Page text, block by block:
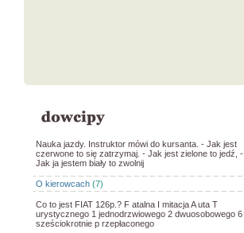
Nauka jazdy. Instruktor mówi do kursanta. - Jak jest
czerwone to się zatrzymaj. - Jak jest zielone to jedź, -
Jak ja jestem biały to zwolnij
O kierowcach (7)
Co to jest FIAT 126p.? F atalna I mitacja A uta T
urystycznego 1 jednodrzwiowego 2 dwuosobowego 6
sześciokrotnie p rzepłaconego